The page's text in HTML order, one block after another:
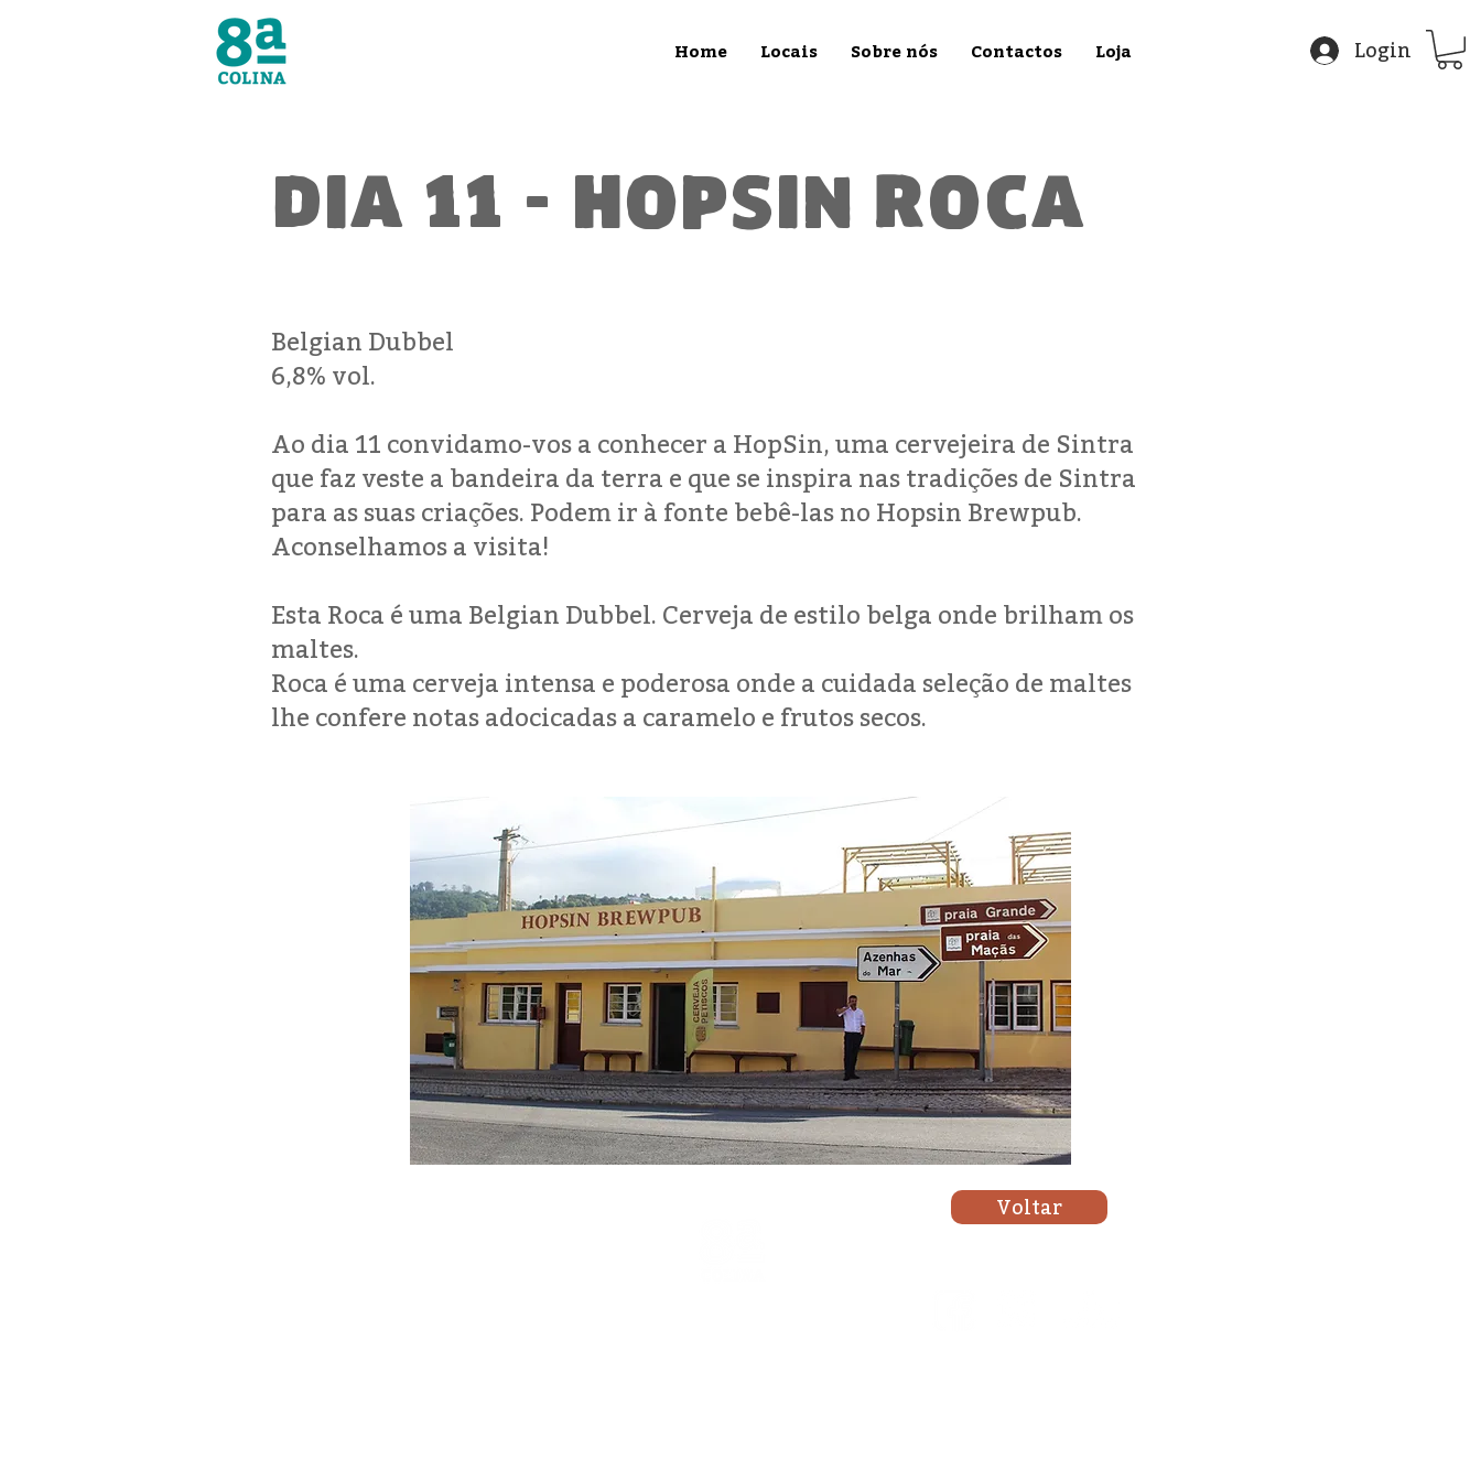
Home Locais Sobre nós Contactos Loja Login
dia 11 - hopsin roca
Belgian Dubbel
6,8% vol.
Ao dia 11 convidamo-vos a conhecer a HopSin, uma cervejeira de Sintra
que faz veste a bandeira da terra e que se inspira nas tradições de Sintra
para as suas criações. Podem ir à fonte bebê-las no Hopsin Brewpub.
Aconselhamos a visita!
Esta Roca é uma Belgian Dubbel. Cerveja de estilo belga onde brilham os
maltes.
Roca é uma cerveja intensa e poderosa onde a cuidada seleção de maltes
lhe confere notas adocicadas a caramelo e frutos secos.
Voltar